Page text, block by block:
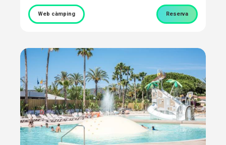
Web càmping Reserva